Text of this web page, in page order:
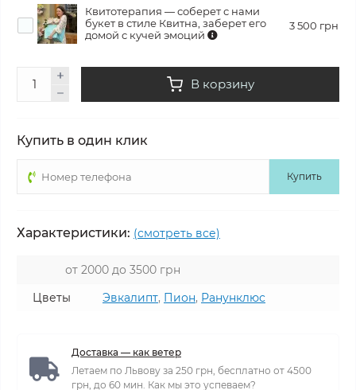
Квитотерапия — соберет с нами
букет в стиле Квитна, заберет его
домой с кучей эмоций
3 500 грн
В корзину
Купить в один клик
Купить
Характеристики: (смотреть все)
от 2000 до 3500 грн
Цветы
Эвкалипт, Пион, Ранунклюс
Доставка — как ветер
Летаем по Львову за 250 грн, бесплатно от 4500
грн, до 60 мин. Как мы это успеваем?